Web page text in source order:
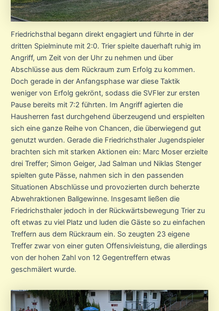
Friedrichsthal begann direkt engagiert und führte in der
dritten Spielminute mit 2:0. Trier spielte dauerhaft ruhig im
Angriff, um Zeit von der Uhr zu nehmen und über
Abschlüsse aus dem Rückraum zum Erfolg zu kommen.
Doch gerade in der Anfangsphase war diese Taktik
weniger von Erfolg gekrönt, sodass die SVFler zur ersten
Pause bereits mit 7:2 führten. Im Angriff agierten die
Hausherren fast durchgehend überzeugend und erspielten
sich eine ganze Reihe von Chancen, die überwiegend gut
genutzt wurden. Gerade die Friedrichsthaler Jugendspieler
brachten sich mit starken Aktionen ein: Marc Moser erzielte
drei Treffer; Simon Geiger, Jad Salman und Niklas Stenger
spielten gute Pässe, nahmen sich in den passenden
Situationen Abschlüsse und provozierten durch beherzte
Abwehraktionen Ballgewinne. Insgesamt ließen die
Friedrichsthaler jedoch in der Rückwärtsbewegung Trier zu
oft etwas zu viel Platz und luden die Gäste so zu einfachen
Treffern aus dem Rückraum ein. So zeugten 23 eigene
Treffer zwar von einer guten Offensivleistung, die allerdings
von der hohen Zahl von 12 Gegentreffern etwas
geschmälert wurde.